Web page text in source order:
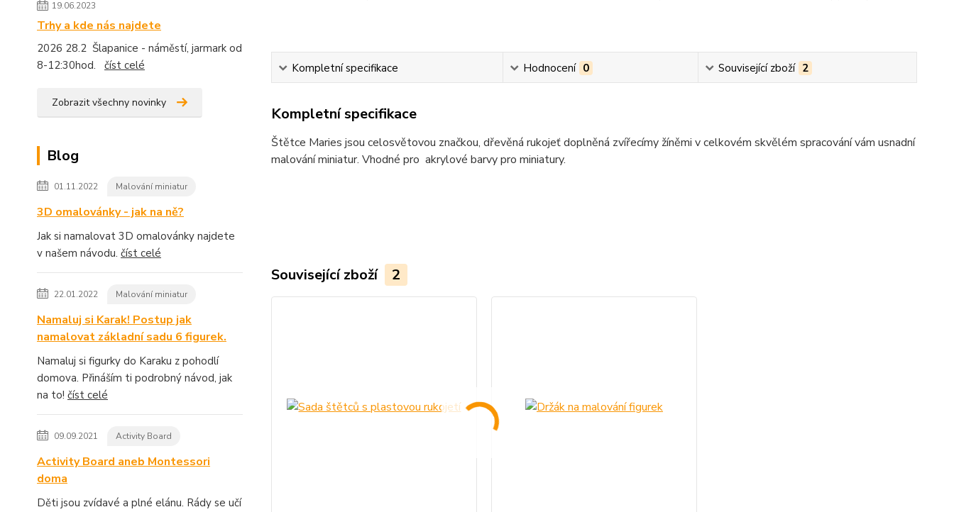
19.06.2023
Trhy a kde nás najdete
2026 28.2 Šlapanice - náměstí, jarmark od
8-12:30hod. číst celé
Zobrazit všechny novinky
Blog
01.11.2022 Malování miniatur
3D omalovánky - jak na ně?
Jak si namalovat 3D omalovánky najdete
v našem návodu. číst celé
22.01.2022 Malování miniatur
Namaluj si Karak! Postup jak
namalovat základní sadu 6 figurek.
Namaluj si figurky do Karaku z pohodlí
domova. Přináším ti podrobný návod, jak
na to! číst celé
09.09.2021 Activity Board
Activity Board aneb Montessori
doma
Děti jsou zvídavé a plné elánu. Rády se učí
Kompletní specifikace Hodnocení 0 Související zboží 2
Kompletní specifikace
Štětce Maries jsou celosvětovou značkou, dřevěná rukojeť doplněná zvířecímy žíněmi v celkovém skvělém spracování vám usnadní
malování miniatur. Vhodné pro akrylové barvy pro miniatury.
Související zboží 2